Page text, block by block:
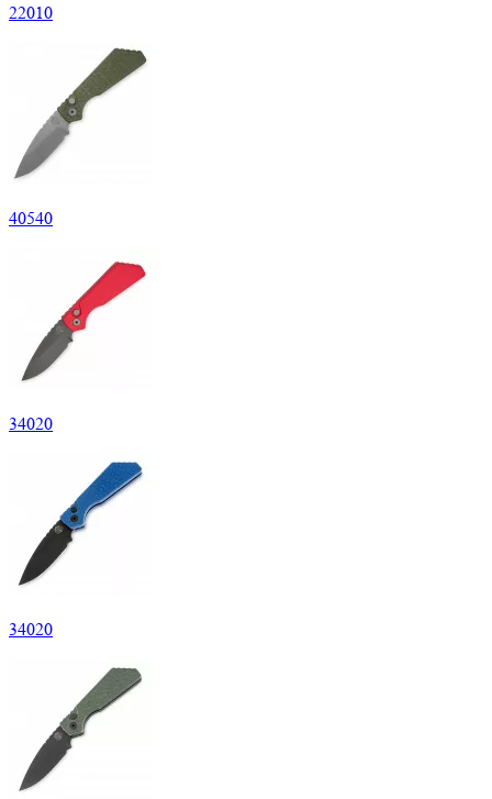
22010
40540
34020
34020